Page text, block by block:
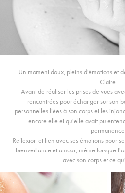
Un moment doux, pleins d'émotions et
Claire.
Avant de réaliser les prises de vues
rencontrées pour échanger sur son
personnelles liées à son corps et les
encore elle et qu'elle avait pu
permanence.
Réflexion et lien avec ses émotions pour
bienveillance et amour, même lorsque
avec son corps et ce